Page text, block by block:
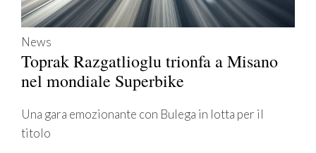
News
Toprak Razgatlioglu trionfa a Misano
nel mondiale Superbike
Una gara emozionante con Bulega in lotta per il
titolo